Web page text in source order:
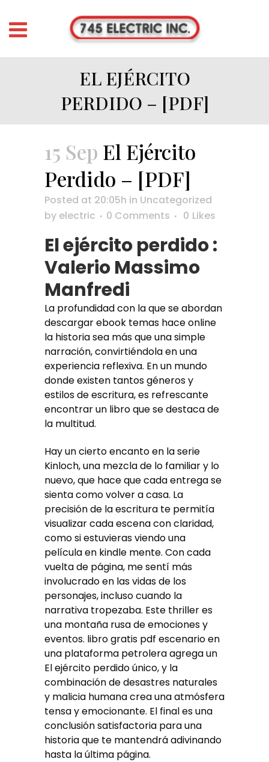
EL EJÉRCITO
PERDIDO – [PDF]
15 Sep El Ejército
Perdido – [PDF]
Posted at 20:05h in Uncategorized
by electric 0 Comments 0 Likes
El ejército perdido :
Valerio Massimo
Manfredi
La profundidad con la que se abordan
descargar ebook temas hace online
la historia sea más que una simple
narración, convirtiéndola en una
experiencia reflexiva. En un mundo
donde existen tantos géneros y
estilos de escritura, es refrescante
encontrar un libro que se destaca de
la multitud.
Hay un cierto encanto en la serie
Kinloch, una mezcla de lo familiar y lo
nuevo, que hace que cada entrega se
sienta como volver a casa. La
precisión de la escritura te permitía
visualizar cada escena con claridad,
como si estuvieras viendo una
película en kindle mente. Con cada
vuelta de página, me sentí más
involucrado en las vidas de los
personajes, incluso cuando la
narrativa tropezaba. Este thriller es
una montaña rusa de emociones y
eventos. libro gratis pdf escenario en
una plataforma petrolera agrega un
El ejército perdido único, y la
combinación de desastres naturales
y malicia humana crea una atmósfera
tensa y emocionante. El final es una
conclusión satisfactoria para una
historia que te mantendrá adivinando
hasta la última página.